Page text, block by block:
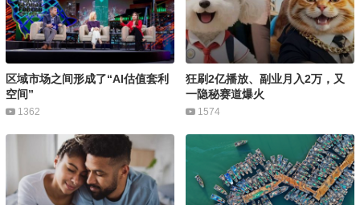
区域市场之间形成了“AI估值套利
空间”
1362
狂刷2亿播放、副业月入2万，又
一隐秘赛道爆火
1574